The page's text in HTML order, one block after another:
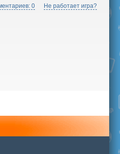
0 Не работает игра?